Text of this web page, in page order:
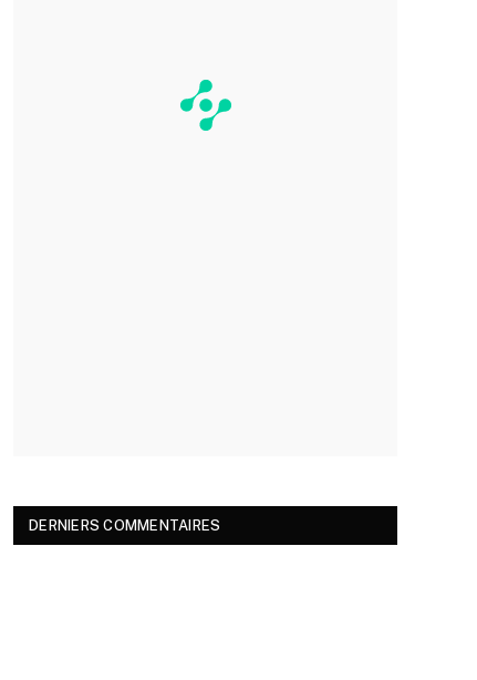
DERNIERS COMMENTAIRES